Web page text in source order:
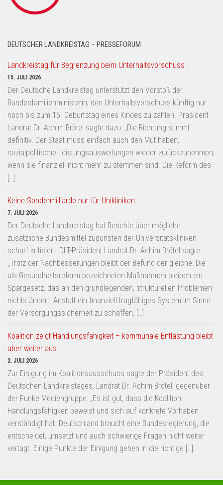
DEUTSCHER LANDKREISTAG – PRESSEFORUM
Landkreistag für Begrenzung beim Unterhaltsvorschuss
15. JULI 2026
Der Deutsche Landkreistag unterstützt den Vorstoß der
Bundesfamilienministerin, den Unterhaltsvorschuss künftig nur
noch bis zum 16. Geburtstag eines Kindes zu zahlen. Präsident
Landrat Dr. Achim Brötel sagte dazu: „Die Richtung stimmt
definitiv. Der Staat muss einfach auch den Mut haben,
sozialpolitische Leistungsausweitungen wieder zurückzunehmen,
wenn sie finanziell nicht mehr zu stemmen sind. Die Reform des
[…]
Keine Sondermilliarde nur für Unikliniken
7. JULI 2026
Der Deutsche Landkreistag hat Berichte über mögliche
zusätzliche Bundesmittel zugunsten der Universitätskliniken
scharf kritisiert. DLT-Präsident Landrat Dr. Achim Brötel sagte:
„Trotz der Nachbesserungen bleibt der Befund der gleiche: Die
als Gesundheitsreform bezeichneten Maßnahmen bleiben ein
Spargesetz, das an den grundlegenden, strukturellen Problemen
nichts ändert. Anstatt ein finanziell tragfähiges System im Sinne
der Versorgungssicherheit zu schaffen, […]
Koalition zeigt Handlungsfähigkeit – kommunale Entlastung bleibt
aber weiter aus
2. JULI 2026
Zur Einigung im Koalitionsausschuss sagte der Präsident des
Deutschen Landkreistages, Landrat Dr. Achim Brötel, gegenüber
der Funke Mediengruppe: „Es ist gut, dass die Koalition
Handlungsfähigkeit beweist und sich auf konkrete Vorhaben
verständigt hat. Deutschland braucht eine Bundesregierung, die
entscheidet, umsetzt und auch schwierige Fragen nicht weiter
vertagt. Einige Punkte der Einigung gehen in die richtige […]